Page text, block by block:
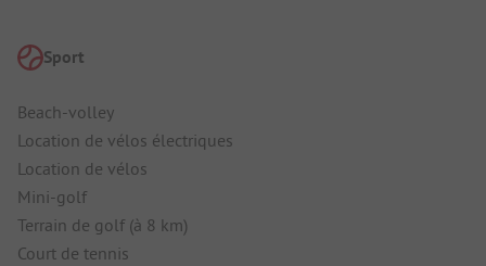
Sport
Beach-volley
Location de vélos électriques
Location de vélos
Mini-golf
Terrain de golf (à 8 km)
Court de tennis